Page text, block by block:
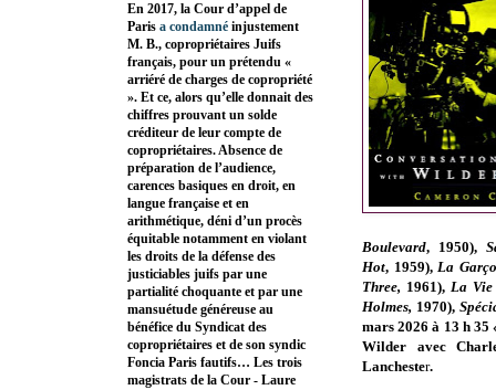
Boulevard, 1950),
Hot, 1959),La
Three, 1961), La Vie
Holmes, 1970),
mars 2026 à 13 h 35
Wilder avec
Lanchester.
En 2017, la Cour d’appel de
Paris a condamné injustement
M. B., copropriétaires Juifs
français, pour un prétendu «
arriéré de charges de copropriété
». Et ce, alors qu’elle donnait des
chiffres prouvant un solde
créditeur de leur compte de
copropriétaires. Absence de
préparation de l’audience,
carences basiques en droit, en
langue française et en
arithmétique, déni d’un procès
équitable notamment en violant
les droits de la défense des
justiciables juifs par une
partialité choquante et par une
mansuétude généreuse au
bénéfice du Syndicat des
copropriétaires et de son syndic
Foncia Paris fautifs… Les trois
magistrats de la Cour - Laure